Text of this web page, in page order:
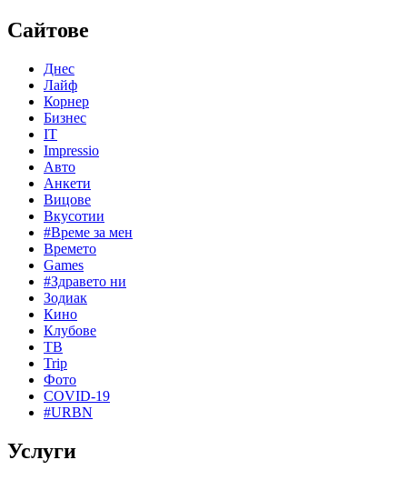
Сайтове
Днес
Лайф
Корнер
Бизнес
IT
Impressio
Авто
Анкети
Вицове
Вкусотии
#Време за мен
Времето
Games
#Здравето ни
Зодиак
Кино
Клубове
ТВ
Trip
Фото
COVID-19
#URBN
Услуги